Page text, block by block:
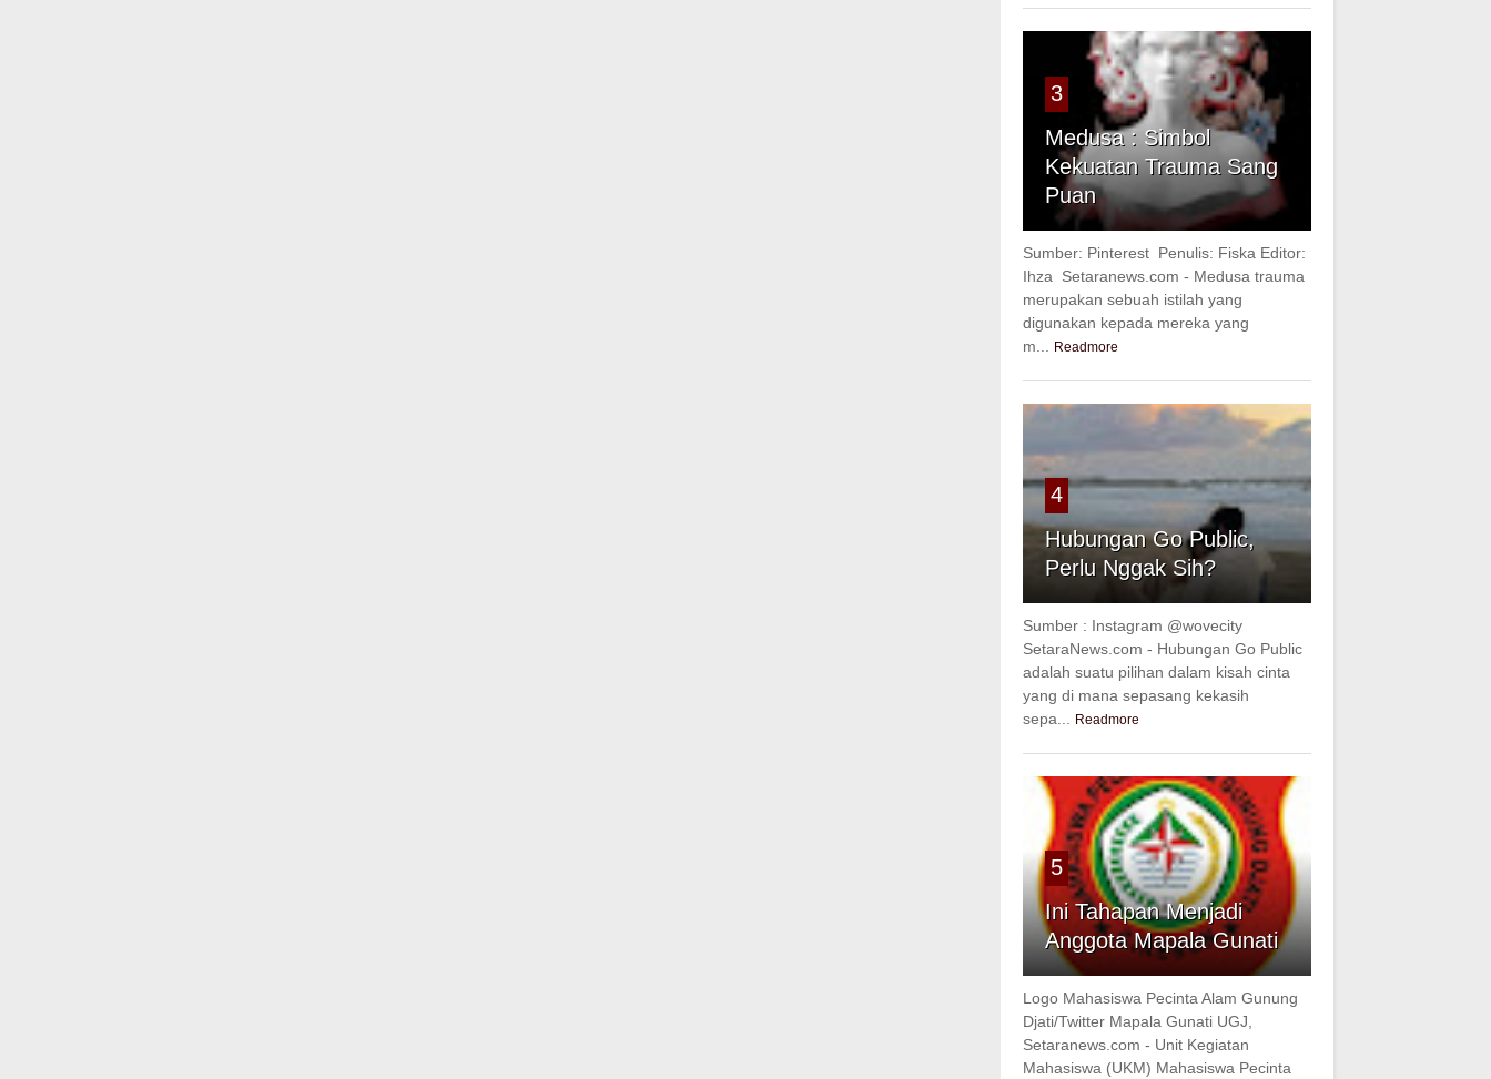
3
Medusa : Simbol
Kekuatan Trauma Sang
Puan
Sumber: Pinterest Penulis: Fiska Editor:
Ihza Setaranews.com - Medusa trauma
merupakan sebuah istilah yang
digunakan kepada mereka yang
m...
Readmore
4
Hubungan Go Public,
Perlu Nggak Sih?
Sumber : Instagram @wovecity
SetaraNews.com - Hubungan Go Public
adalah suatu pilihan dalam kisah cinta
yang di mana sepasang kekasih
sepa...
Readmore
5
Ini Tahapan Menjadi
Anggota Mapala Gunati
Logo Mahasiswa Pecinta Alam Gunung
Djati/Twitter Mapala Gunati UGJ,
Setaranews.com - Unit Kegiatan
Mahasiswa (UKM) Mahasiswa Pecinta